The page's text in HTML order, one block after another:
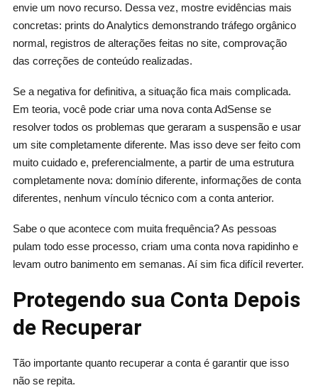
envie um novo recurso. Dessa vez, mostre evidências mais
concretas: prints do Analytics demonstrando tráfego orgânico
normal, registros de alterações feitas no site, comprovação
das correções de conteúdo realizadas.
Se a negativa for definitiva, a situação fica mais complicada.
Em teoria, você pode criar uma nova conta AdSense se
resolver todos os problemas que geraram a suspensão e usar
um site completamente diferente. Mas isso deve ser feito com
muito cuidado e, preferencialmente, a partir de uma estrutura
completamente nova: domínio diferente, informações de conta
diferentes, nenhum vínculo técnico com a conta anterior.
Sabe o que acontece com muita frequência? As pessoas
pulam todo esse processo, criam uma conta nova rapidinho e
levam outro banimento em semanas. Aí sim fica difícil reverter.
Protegendo sua Conta Depois
de Recuperar
Tão importante quanto recuperar a conta é garantir que isso
não se repita.